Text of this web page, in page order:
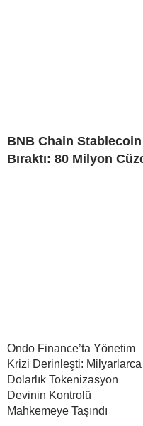
BNB Chain Stablecoin
Bıraktı: 80 Milyon
Ondo Finance’ta Yönetim
Krizi Derinleşti: Milyarlarca
Dolarlık Tokenizasyon
Devinin Kontrolü
Mahkemeye Taşındı